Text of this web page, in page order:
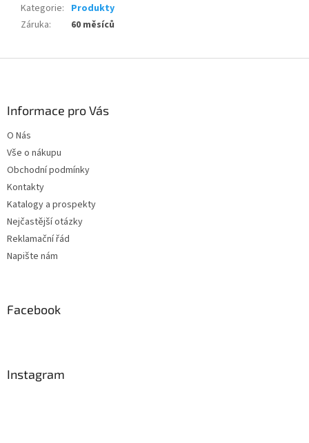
Kategorie: Produkty
Záruka: 60 měsíců
Informace pro Vás
O Nás
Vše o nákupu
Obchodní podmínky
Kontakty
Katalogy a prospekty
Nejčastější otázky
Reklamační řád
Napište nám
Facebook
Instagram